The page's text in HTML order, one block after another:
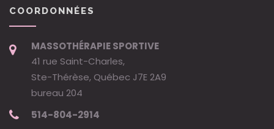
COORDONNÉES
MASSOTHÉRAPIE SPORTIVE
41 rue Saint-Charles,
Ste-Thérèse, Québec J7E 2A9
bureau 204
514-804-2914